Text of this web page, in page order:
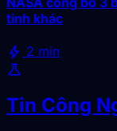
tinh khác
bolt 2 min
science
Tin Công